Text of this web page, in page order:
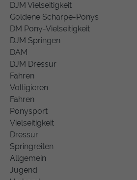
DJM Vielseitigkeit
Goldene Schärpe-Ponys
DM Pony-Vielseitigkeit
DJM Springen
DAM
DJM Dressur
Fahren
Voltigieren
Fahren
Ponysport
Vielseitigkeit
Dressur
Springreiten
Allgemein
Jugend